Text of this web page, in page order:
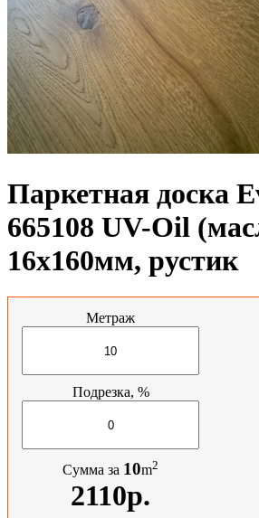
Паркетная доска
665108 UV-Oil
16x160мм, рустик
Метраж
Подрезка, %
Сумма за 10m2
2110р.